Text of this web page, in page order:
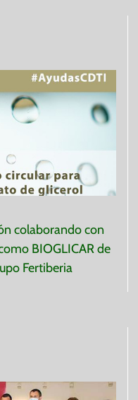
colaborando con
BIOGLICAR de
Fertiberia